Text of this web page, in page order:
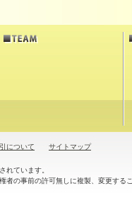
について サイトマップ
れています。
者の事前の許可無しに複製、変更する